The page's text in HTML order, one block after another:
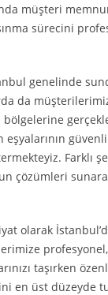
müşteri
sürecini
genelinde
da
bölgelerine
güvenli
Farklı
çözümleri
olarak
profesyonel,
taşırken
en üst düzeyde